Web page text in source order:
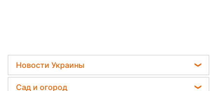
Новости Украины
Телеграм новости Украины
Сад и огород